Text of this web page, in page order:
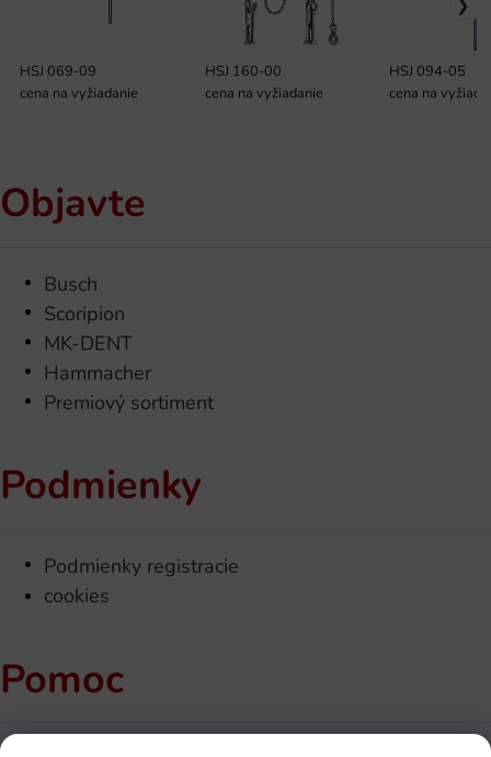
HSJ 069-09
cena na vyžiadanie
HSJ 160-00
cena na vyžiadanie
HSJ 094-05
cena na
Objavte
Busch
Scoripion
MK-DENT
Hammacher
Premiový sortiment
Podmienky
Podmienky registracie
cookies
Pomoc